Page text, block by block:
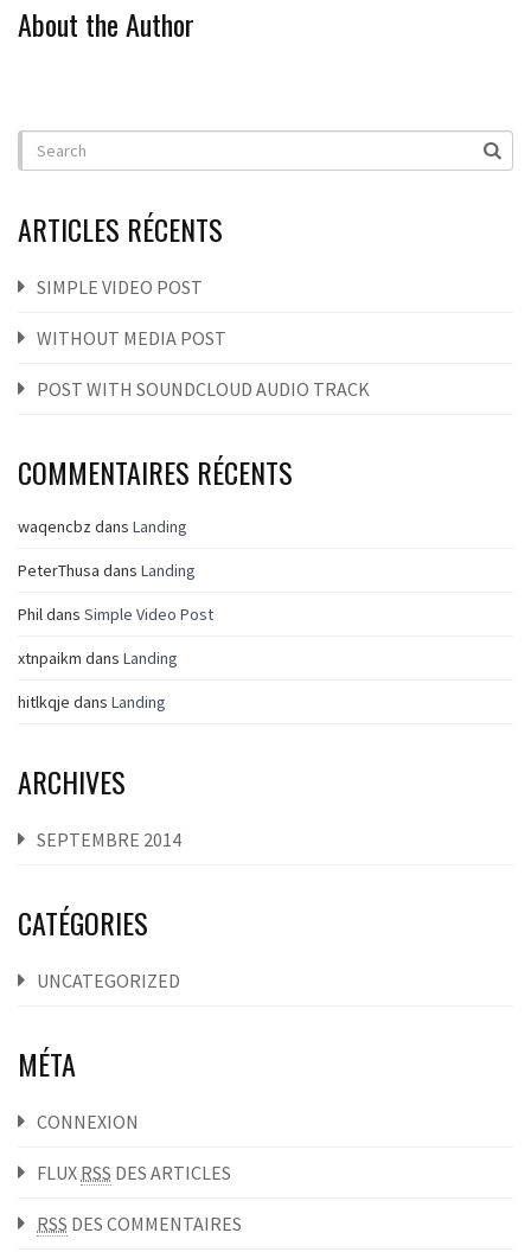
About the Author
ARTICLES RÉCENTS
SIMPLE VIDEO POST
WITHOUT MEDIA POST
POST WITH SOUNDCLOUD AUDIO TRACK
COMMENTAIRES RÉCENTS
waqencbzdans Landing
PeterThusa dans Landing
Phildans Simple Video Post
xtnpaikm dans Landing
hitlkqje dans Landing
ARCHIVES
SEPTEMBRE 2014
CATÉGORIES
UNCATEGORIZED
MÉTA
CONNEXION
FLUX RSS DES ARTICLES
RSS DES COMMENTAIRES